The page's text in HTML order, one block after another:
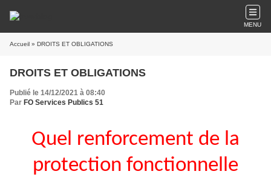
MENU
Accueil » DROITS ET OBLIGATIONS
DROITS ET OBLIGATIONS
Publié le 14/12/2021 à 08:40
Par FO Services Publics 51
Quel renforcement de la
protection fonctionnelle